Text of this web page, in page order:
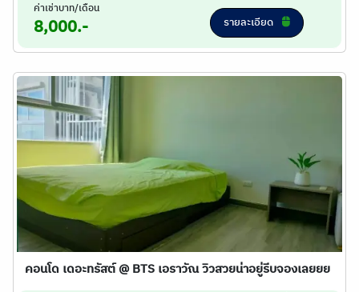
ค่าเช่าบาท/เดือน
8,000.- รายละเอียด
คอนโด เดอะทรัสต์ @ BTS เอราวัณ วิวสวยน่าอยู่รีบจองเลยยย